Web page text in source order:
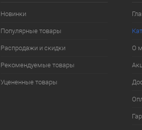
Новинки
Популярные товары
Распродажи и скидки
Рекомендуемые товары
Уцененные товары
О